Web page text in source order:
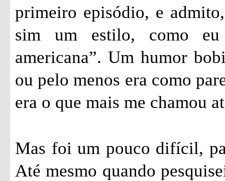
primeiro episódio, e
sim um estilo, como eu
americana”. Um humor
ou pelo menos era como
era o que mais me chamou
Mas foi um pouco difícil,
Até mesmo quando